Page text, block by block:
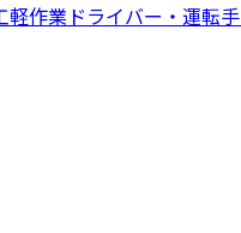
軽作業ドライバー・運転手